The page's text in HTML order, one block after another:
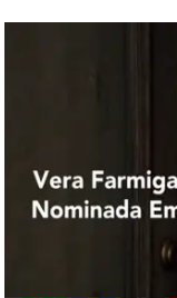
atreseries
Madrid
15